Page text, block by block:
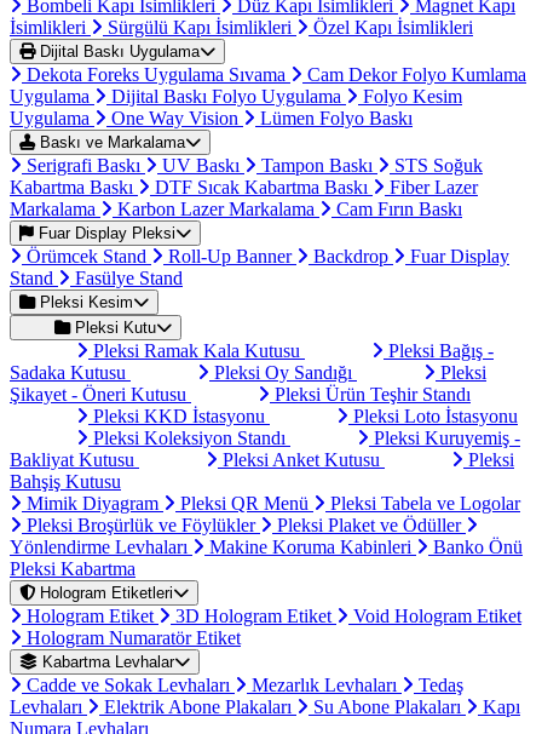
Bombeli Kapı İsimlikleri Düz Kapı İsimlikleri
Magnet Kapı
İsimlikleri
Sürgülü Kapı İsimlikleri Özel Kapı İsimlikleri
Dijital Baskı Uygulama
Dekota Foreks Uygulama Sıvama
Cam Dekor Folyo Kumlama
Uygulama
Dijital Baskı Folyo Uygulama
Folyo Kesim
Uygulama
One Way Vision Lümen Folyo Baskı
Baskı ve Markalama
Serigrafi Baskı UV Baskı Tampon Baskı
STS Soğuk
Kabartma Baskı
DTF Sıcak Kabartma Baskı
Fiber Lazer
Markalama
Karbon Lazer Markalama Cam Fırın Baskı
Fuar Display Pleksi
Örümcek Stand Roll-Up Banner Backdrop
Fuar Display
Stand
Fasülye Stand
Pleksi Kesim
Pleksi Kutu
Pleksi Ramak Kala Kutusu
Pleksi Bağış -
Sadaka Kutusu
Pleksi Oy Sandığı
Pleksi
Şikayet - Öneri Kutusu
Pleksi Ürün Teşhir Standı
Pleksi KKD İstasyonu
Pleksi Loto İstasyonu
Pleksi Koleksiyon Standı
Pleksi Kuruyemiş -
Bakliyat Kutusu
Pleksi Anket Kutusu
Pleksi
Bahşiş Kutusu
Mimik Diyagram
Pleksi QR Menü
Pleksi Tabela ve Logolar
Pleksi Broşürlük ve Föylükler
Pleksi Plaket ve Ödüller
Yönlendirme Levhaları
Makine Koruma Kabinleri
Banko Önü
Pleksi Kabartma
Hologram Etiketleri
Hologram Etiket 3D Hologram Etiket
Void Hologram Etiket
Hologram Numaratör Etiket
Kabartma Levhalar
Cadde ve Sokak Levhaları Mezarlık Levhaları
Tedaş
Levhaları
Elektrik Abone Plakaları Su Abone Plakaları
Kapı
Numara Levhaları